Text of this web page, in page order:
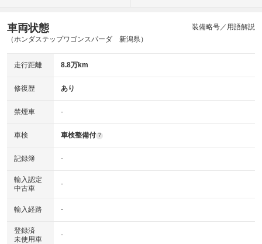
車両状態
（ホンダステップワゴンスパーダ 新潟県）
装備略号／用語解説
走行距離 8.8万km
修復歴 あり
禁煙車 -
車検 車検整備付 ?
記録簿 -
輸入認定
中古車
-
輸入経路 -
登録済
未使用車
-